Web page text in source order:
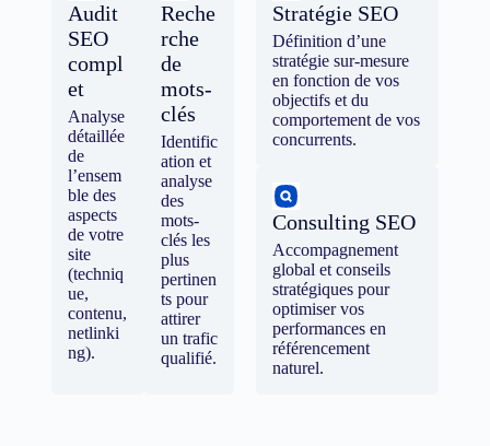
Audit
SEO
compl
et
Analyse
détaillée
de
l’ensem
ble des
aspects
de votre
site
(techniq
ue,
contenu,
netlinki
ng).
Reche
rche
de
mots-
clés
Identific
ation et
analyse
des
mots-
clés les
plus
pertinen
ts pour
attirer
un trafic
qualifié.
Stratégie SEO
Définition d’une
stratégie sur-mesure
en fonction de vos
objectifs et du
comportement de vos
concurrents.
Consulting SEO
Accompagnement
global et conseils
stratégiques pour
optimiser vos
performances en
référencement
naturel.